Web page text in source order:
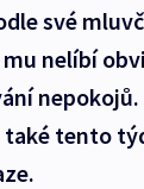
své
nelíbí
tento